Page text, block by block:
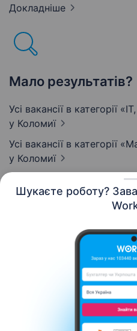
Шукаєте роботу?
Докладніше
Мало результатів?
Усі вакансії в категорії
у Коломиї
Усі вакансії в категорії
у Коломиї
Контакти Про